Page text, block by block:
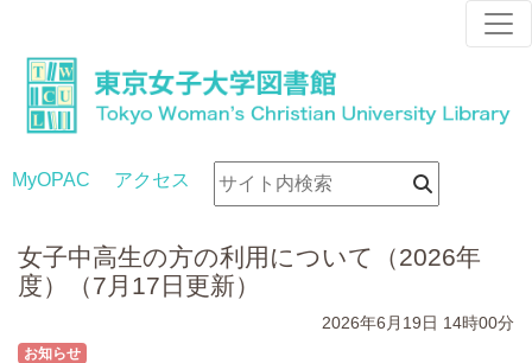
MyOPAC アクセス
女子中高生の方の利用について（2026年
度）（7月17日更新）
2026年6月19日 14時00分
お知らせ